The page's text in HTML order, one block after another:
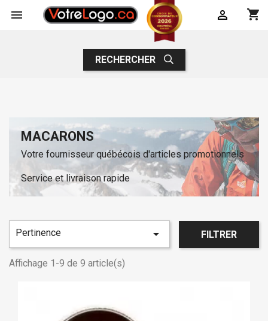
 shopping_cart

RECHERCHER
MACARONS
Votre fournisseur québécois d'articles promotionnels
Service et livraison rapide
Pertinence  FILTRER
Affichage 1-9 de 9 article(s)